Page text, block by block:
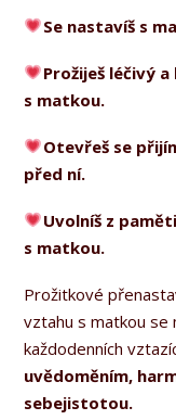
Se nastavíš s
Prožiješ léčivý
s matkou.
Otevřeš se
před ní.
Uvolníš z
s matkou.
Prožitkové
vztahu s matkou se
každodenních
uvědoměním,
sebejistotou.